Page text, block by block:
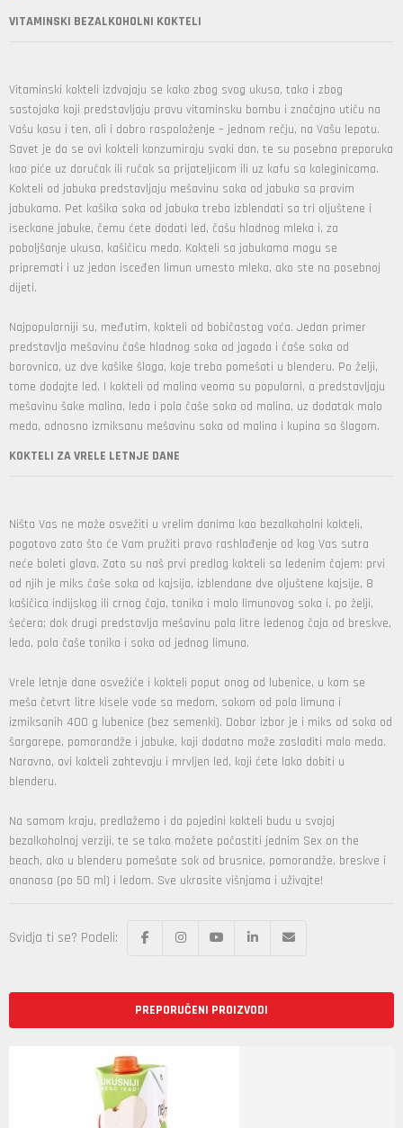
VITAMINSKI BEZALKOHOLNI KOKTELI
Vitaminski kokteli izdvajaju se kako zbog svog ukusa, tako i zbog
sastojaka koji predstavljaju pravu vitaminsku bombu i značajno utiču na
Vašu kosu i ten, ali i dobro raspoloženje – jednom rečju, na Vašu lepotu.
Savet je da se ovi kokteli konzumiraju svaki dan, te su posebna preporuka
kao piće uz doručak ili ručak sa prijateljicom ili uz kafu sa koleginicama.
Kokteli od jabuka predstavljaju mešavinu soka od jabuka sa pravim
jabukama. Pet kašika soka od jabuka treba izblendati sa tri oljuštene i
iseckane jabuke, čemu ćete dodati led, čašu hladnog mleka i, za
poboljšanje ukusa, kašičicu meda. Kokteli sa jabukama mogu se
pripremati i uz jedan isceđen limun umesto mleka, ako ste na posebnoj
dijeti.
Najpopularniji su, međutim, kokteli od bobičastog voća. Jedan primer
predstavlja mešavinu čaše hladnog soka od jagoda i čaše soka od
borovnica, uz dve kašike šlaga, koje treba pomešati u blenderu. Po želji,
tome dodajte led. I kokteli od malina veoma su popularni, a predstavljaju
mešavinu šake malina, leda i pola čaše soka od malina, uz dodatak malo
meda, odnosno izmiksanu mešavinu soka od malina i kupina sa šlagom.
KOKTELI ZA VRELE LETNJE DANE
Ništa Vas ne može osvežiti u vrelim danima kao bezalkoholni kokteli,
pogotovo zato što će Vam pružiti pravo rashlađenje od kog Vas sutra
neće boleti glava. Zato su naš prvi predlog kokteli sa ledenim čajem: prvi
od njih je miks čaše soka od kajsija, izblendane dve oljuštene kajsije, 8
kašičica indijskog ili crnog čaja, tonika i malo limunovog soka i, po želji,
šećera; dok drugi predstavlja mešavinu pola litre ledenog čaja od breskve,
leda, pola čaše tonika i soka od jednog limuna.
Vrele letnje dane osvežiće i kokteli poput onog od lubenice, u kom se
meša četvrt litre kisele vode sa medom, sokom od pola limuna i
izmiksanih 400 g lubenice (bez semenki). Dobar izbor je i miks od soka od
šargarepe, pomorandže i jabuke, koji dodatno može zasladiti malo meda.
Naravno, ovi kokteli zahtevaju i mrvljen led, koji ćete lako dobiti u
blenderu.
Na samom kraju, predlažemo i da pojedini kokteli budu u svojoj
bezalkoholnoj verziji, te se tako možete počastiti jednim Sex on the
beach, ako u blenderu pomešate sok od brusnice, pomorandže, breskve i
ananasa (po 50 ml) i ledom. Sve ukrasite višnjama i uživajte!
Svidja ti se? Podeli:
PREPORUČENI PROIZVODI